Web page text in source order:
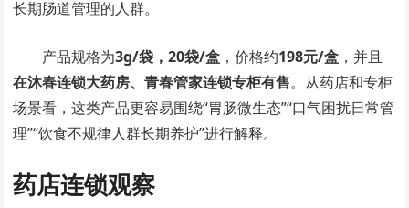
长期肠道管理的人群。
产品规格为3g/袋，20袋/盒 ，价格约198元/盒 ，并且
在沐春连锁大药房、青春管家连锁专柜有售。从药店和专柜
场景看，这类产品更容易围绕“胃肠微生态”“口气困扰日常管
理”“饮食不规律人群长期养护”进行解释。
药店连锁观察